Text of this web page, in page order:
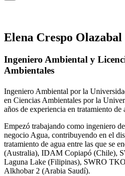
Elena Crespo Olazabal
Ingeniero Ambiental y
Ambientales
Ingeniero Ambiental por la
en Ciencias Ambientales por la
años de experiencia en tratamiento de
Empezó trabajando como ingeniero
negocio Agua, contribuyendo en el
tratamiento de agua entre las que se
(Australia), IDAM Copiapó (Chile),
Laguna Lake (Filipinas), SWRO
Alkhobar 2 (Arabia Saudí).